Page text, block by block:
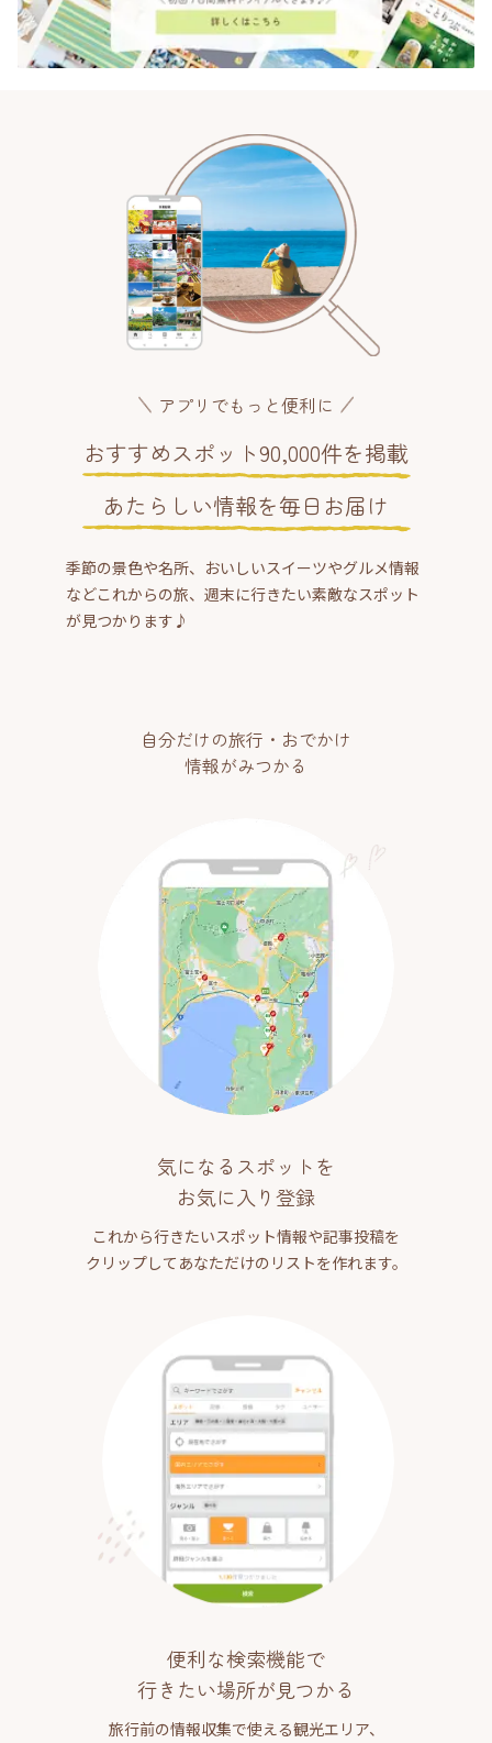
アプリでもっと便利に
おすすめスポット90,000件を掲載
あたらしい情報を毎日お届け
季節の景色や名所、おいしいスイーツやグルメ情報
などこれからの旅、週末に行きたい素敵なスポット
が見つかります♪
自分だけの旅行・おでかけ
情報がみつかる
気になるスポットを
お気に入り登録
これから行きたいスポット情報や記事投稿を
クリップしてあなただけのリストを作れます。
便利な検索機能で
行きたい場所が見つかる
旅行前の情報収集で使える観光エリア、